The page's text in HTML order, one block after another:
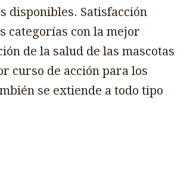
disponibles. Satisfacción
categorías con la mejor
de la salud de las mascotas
curso de acción para los
se extiende a todo tipo